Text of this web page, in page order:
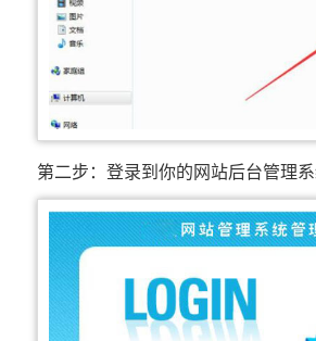
第二步：登录到你的网站后台管理系